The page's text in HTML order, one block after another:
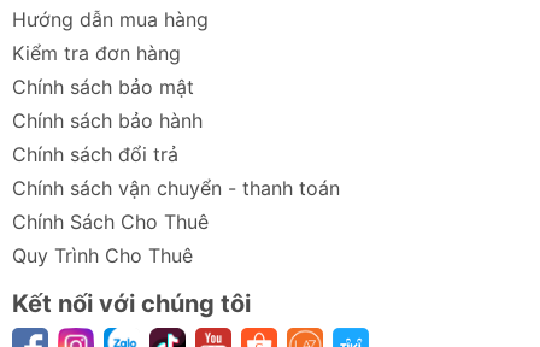
Hướng dẫn mua hàng
Kiểm tra đơn hàng
Chính sách bảo mật
Chính sách bảo hành
Chính sách đổi trả
Chính sách vận chuyển - thanh toán
Chính Sách Cho Thuê
Quy Trình Cho Thuê
Kết nối với chúng tôi